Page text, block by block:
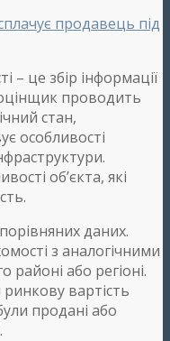
продавець під
– це збір інформації
проводить
стан,
особливості
об’єкта, які
даних.
з аналогічними
районі або регіоні.
вартість
продані або